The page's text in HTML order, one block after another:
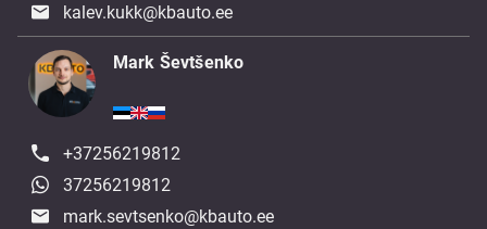
kalev.kukk@kbauto.ee
Mark Ševtšenko
+37256219812
37256219812
mark.sevtsenko@kbauto.ee